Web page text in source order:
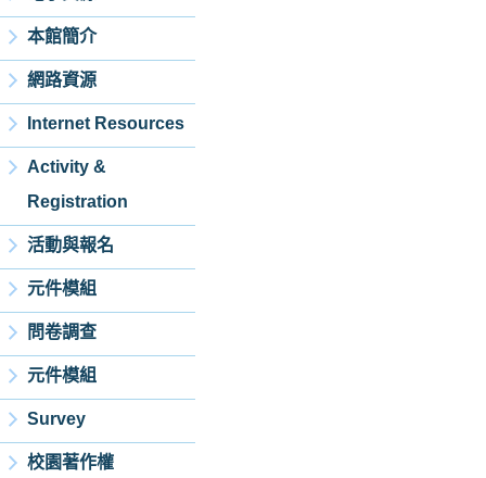
本館簡介
網路資源
Internet Resources
Activity &
Registration
活動與報名
元件模組
問卷調查
元件模組
Survey
校園著作權